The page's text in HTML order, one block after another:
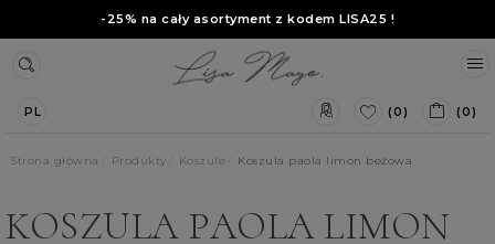
-25% na cały asortyment z kodem LISA25 !
PL (0) (0)
Strona główna Produkty Koszule Koszula paola limon beżowa
KOSZULA PAOLA LIMON